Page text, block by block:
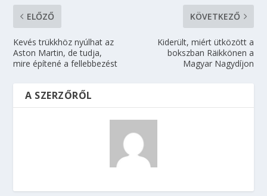
ELŐZŐ
Kevés trükkhöz nyúlhat az
Aston Martin, de tudja,
mire építené a fellebbezést
KÖVETKEZŐ
Kiderült, miért ütközött a
bokszban Räikkönen a
Magyar Nagydíjon
A SZERZŐRŐL